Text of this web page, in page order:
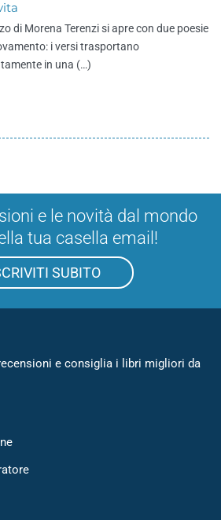
di Morena Terenzi si apre con due poesie
i versi trasportano
in una (…)
e le novità dal mondo
tua casella email!
SUBITO
e consiglia i libri migliori da